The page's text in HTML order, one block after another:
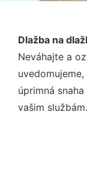
Dlažba na
Neváhajte a
úprimná
vašim službám.